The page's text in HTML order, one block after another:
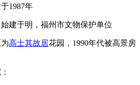
1987年
始建于明，福州市文物保护单位
高士其故居花园，1990年代被高景房